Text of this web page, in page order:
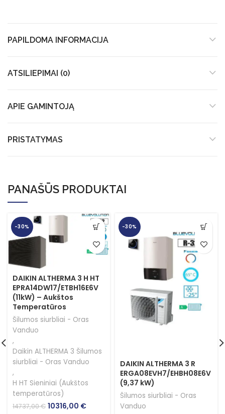
PAPILDOMA INFORMACIJA
ATSILIEPIMAI (0)
APIE GAMINTOJĄ
PRISTATYMAS
PANAŠŪS PRODUKTAI
-30%
DAIKIN ALTHERMA 3 H HT
EPRA14DW17/ETBH16E6V
(11kW) – Aukštos
Temperatūros
Šilumos siurbliai - Oras
Vanduo
,
Daikin ALTHERMA 3 Šilumos
siurbliai - Oras Vanduo
,
H HT Sieniniai (Aukštos
temperatūros)
14737,00€ Original
10316,00 €Current
-30%
DAIKIN ALTHERMA 3 R
ERGA08EVH7/EHBH08E6V
(9,37 kW)
Šilumos siurbliai - Oras
Vanduo